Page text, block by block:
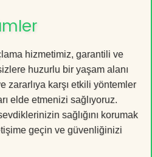
hizmetimiz, garantili ve
huzurlu bir yaşam alanı
zararlıya karşı etkili yöntemler
elde etmenizi sağlıyoruz.
sağlığını korumak
geçin ve güvenliğinizi